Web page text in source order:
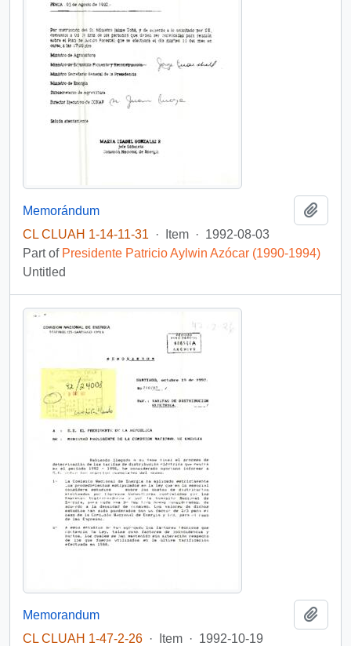
Memorándum
CL CLUAH 1-14-11-31
· Item · 1992-08-03
Part of Presidente Patricio Aylwin Azócar (1990-1994)
Untitled
Memorandum
CL CLUAH 1-47-2-26 · Item · 1992-10-19